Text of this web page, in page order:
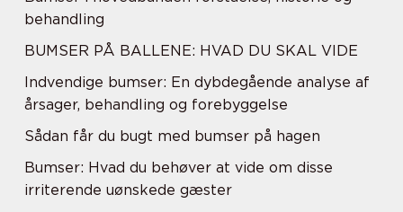
behandling
BUMSER PÅ BALLENE: HVAD DU SKAL VIDE
Indvendige bumser: En dybdegående analyse af
årsager, behandling og forebyggelse
Sådan får du bugt med bumser på hagen
Bumser: Hvad du behøver at vide om disse
irriterende uønskede gæster